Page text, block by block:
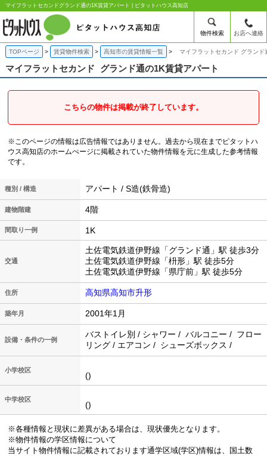
マイフラットセカンドグランド通の1K賃貸アパート | ピタットハウス高知店
物件検索 お店へ連絡
TOPページ 賃貸物件検索 高知市の賃貸情報一覧 マイフラットセカンド グランド
マイフラットセカンド グランド通の1K賃貸アパート
こちらの物件は掲載が終了しています。
※このページの情報は広告情報ではありません。過去から現在までピタットハ
ウス高知店のホームぺージに掲載されていた物件情報を元に生成した参考情報
です。
種別 / 構造 アパート / S造(鉄骨造)
建物階建 4階
間取り一例 1K
交通
土佐電気鉄道伊野線「グランド通」駅 徒歩3分
土佐電気鉄道伊野線「枡形」駅 徒歩5分
土佐電気鉄道伊野線「県庁前」駅 徒歩5分
住所 高知県高知市升形
築年月 2001年1月
設備・条件の一例
バストイレ別 / シャワー / バルコニー / フロー
リング / エアコン / シューズボックス /
小学校区
()
中学校区
()
※各種情報と現状に差異がある場合は、現状優先となります。
※物件情報の学区情報について
当サイト物件情報に記載されております通学区域(学区)情報は、国土数